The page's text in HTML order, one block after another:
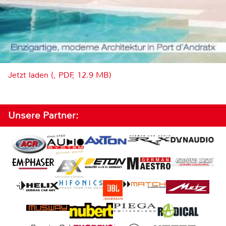
Jetzt laden (, PDF, 12.9 MB)
Unsere Partner: